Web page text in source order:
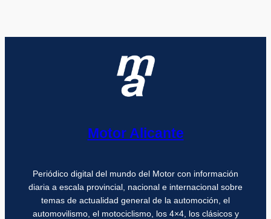
Motor Alicante
Periódico digital del mundo del Motor con información
diaria a escala provincial, nacional e internacional sobre
temas de actualidad general de la automoción, el
automovilismo, el motociclismo, los 4×4, los clásicos y